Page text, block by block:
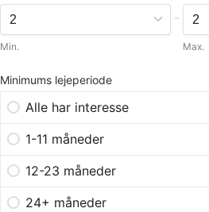
Min.
-
Max.
Minimums lejeperiode
Alle har interesse
1-11 måneder
12-23 måneder
24+ måneder